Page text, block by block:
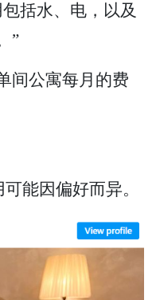
括水、电，以及
”
间公寓每月的费
能因偏好而异。